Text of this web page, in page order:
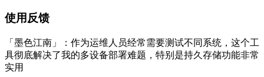
使用反馈
「墨色江南」：作为运维人员经常需要测试不同系统，这个工
具彻底解决了我的多设备部署难题，特别是持久存储功能非常
实用